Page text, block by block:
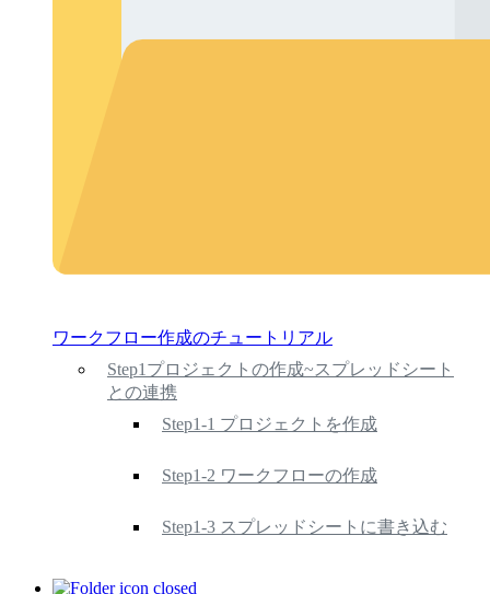
ワークフロー作成のチュートリアル
Step1プロジェクトの作成~スプレッドシート
との連携
Step1-1 プロジェクトを作成
Step1-2 ワークフローの作成
Step1-3 スプレッドシートに書き込む